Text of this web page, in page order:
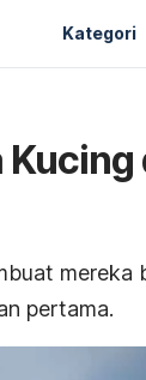
Kategori
mereka
pertama.